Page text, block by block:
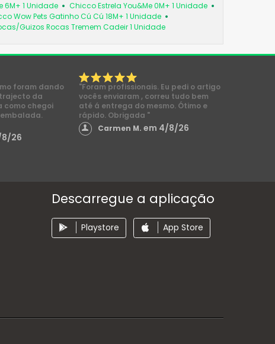
6M+ 1 Unidade
Chicco Estrela You&Me 0M+ 1 Unidade
Wow Pets Gatinho Cú Cú 18M+ 1 Unidade
Guizos Rocas Tremem Cadeir 1 Unidade
foram dando
da
como chegoi
26
"Foram profissionais. Eu pedi o artigo
vocês enviaram , correu tudo bem
até á entrega do mesmo. Ótimo e
rápido. Obrigada "
Carmen M. em 4/8/26
Descarregue a aplicação
Playstore App Store